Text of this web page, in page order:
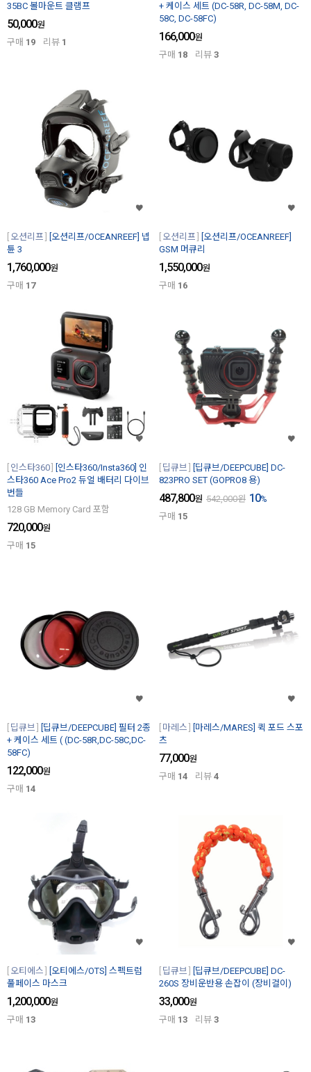
35BC 볼마운트 클램프
50,000원
구매 19 리뷰 1
+ 케이스 세트 (DC-58R, DC-58M, DC-
58C, DC-58FC)
166,000원
구매 18 리뷰 3
오션리프
[오션리프/OCEANREEF] 넵
튠 3
1,760,000원
구매 17
오션리프
[오션리프/OCEANREEF]
GSM 머큐리
1,550,000원
구매 16
인스타360
[인스타360/Insta360] 인
스타360 Ace Pro2 듀얼 배터리 다이브
번들
128 GB Memory Card 포함
720,000원
구매 15
딥큐브
[딥큐브/DEEPCUBE] DC-
823PRO SET (GOPRO8 용)
487,800원 542,000원 10%
구매 15
딥큐브
[딥큐브/DEEPCUBE] 필터 2종
+ 케이스 세트 ( (DC-58R,DC-58C,DC-
58FC)
122,000원
구매 14
마레스
[마레스/MARES] 퀵 포드 스포
츠
77,000원
구매 14 리뷰 4
오티에스
[오티에스/OTS] 스펙트럼
풀페이스 마스크
1,200,000원
구매 13
딥큐브
[딥큐브/DEEPCUBE] DC-
260S 장비운반용 손잡이 (장비걸이)
33,000원
구매 13 리뷰 3